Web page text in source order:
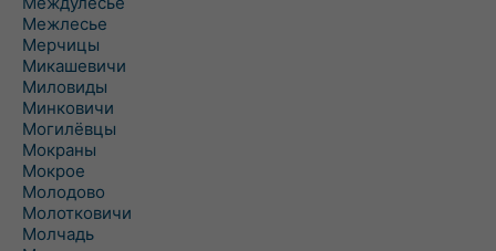
Межлесье
Мерчицы
Микашевичи
Миловиды
Минковичи
Могилёвцы
Мокраны
Мокрое
Молодово
Молотковичи
Молчадь